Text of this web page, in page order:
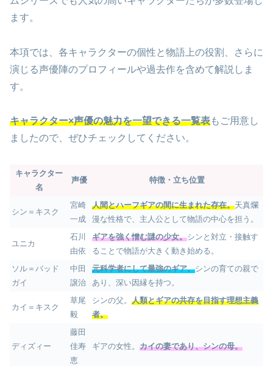
ます。
本項では、各キャラクターの個性と物語上の役割、さらに
演じる声優陣のプロフィールや過去作を含めて解説しま
す。
キャラクター×声優の魅力を一望できる一覧表もご用意し
ましたので、ぜひチェックしてください。
キャラクター
名
声優 特徴・立ち位置
シン＝キスク
宮崎
一成
人間とハーフギアの間に生まれた存在。天真爛
漫な性格で、主人公として物語の中心を担う。
ユニカ
石川
由依
ギアを強く憎む謎の少女。シンと対立・接触す
ることで物語が大きく動き始める。
ソル＝バッド
ガイ
中田
譲治
元科学者にして最強のギア。シンの育ての親で
あり、深い因縁を持つ。
カイ＝キスク
草尾
毅
シンの父。 人類とギアの共存を目指す理想主義
者。
ディズィー
藤田
佳寿
恵
ギアの女性。 カイの妻であり、シンの母。